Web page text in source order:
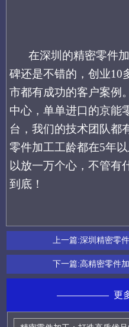
在深圳的精密零件
碑还是不错的，创业10
市都有成功的客户案例
中心，单单进口的京能
台，我们的技术团队都
零件加工工龄都在5年
以放一万个心，不管有
到底！
上一篇:深圳精密零
下一篇:高精密零件
更